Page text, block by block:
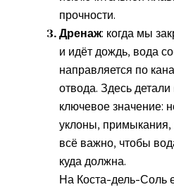
прочности.
Дренаж: когда мы
и идёт дождь, вода
направляется по
отвода. Здесь
ключевое значение:
уклоны,
всё важно, чтобы
куда должна.
На Коста-дель-Соль